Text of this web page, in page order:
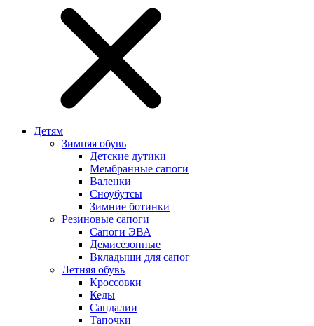
Детям
Зимняя обувь
Детские дутики
Мембранные сапоги
Валенки
Сноубутсы
Зимние ботинки
Резиновые сапоги
Сапоги ЭВА
Демисезонные
Вкладыши для сапог
Летняя обувь
Кроссовки
Кеды
Сандалии
Тапочки